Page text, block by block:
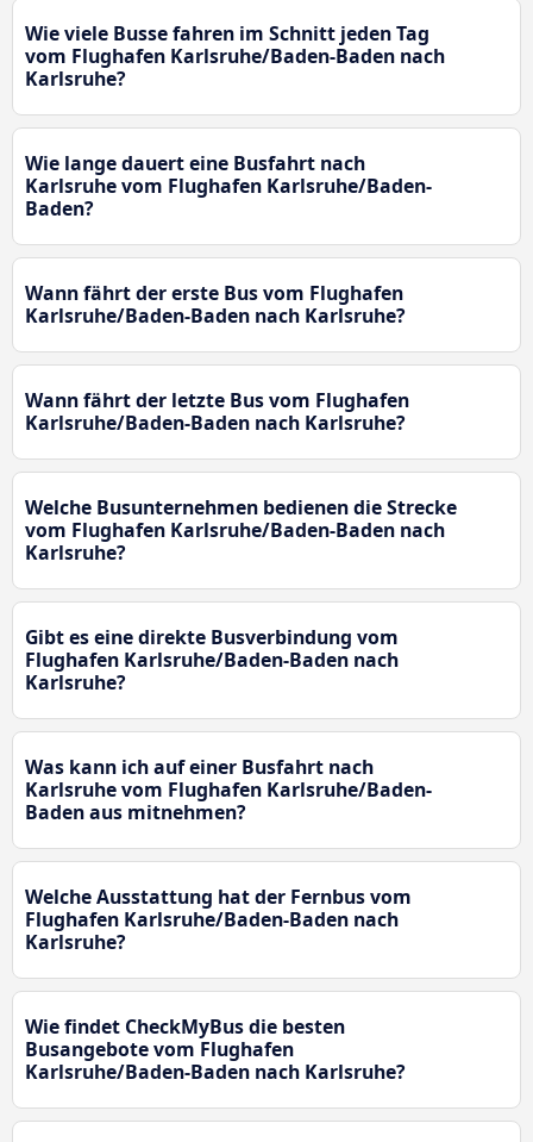
Wie viele Busse fahren im Schnitt jeden Tag
vom Flughafen Karlsruhe/Baden-Baden nach
Karlsruhe?
Wie lange dauert eine Busfahrt nach
Karlsruhe vom Flughafen Karlsruhe/Baden-
Baden?
Wann fährt der erste Bus vom Flughafen
Karlsruhe/Baden-Baden nach Karlsruhe?
Wann fährt der letzte Bus vom Flughafen
Karlsruhe/Baden-Baden nach Karlsruhe?
Welche Busunternehmen bedienen die Strecke
vom Flughafen Karlsruhe/Baden-Baden nach
Karlsruhe?
Gibt es eine direkte Busverbindung vom
Flughafen Karlsruhe/Baden-Baden nach
Karlsruhe?
Was kann ich auf einer Busfahrt nach
Karlsruhe vom Flughafen Karlsruhe/Baden-
Baden aus mitnehmen?
Welche Ausstattung hat der Fernbus vom
Flughafen Karlsruhe/Baden-Baden nach
Karlsruhe?
Wie findet CheckMyBus die besten
Busangebote vom Flughafen
Karlsruhe/Baden-Baden nach Karlsruhe?